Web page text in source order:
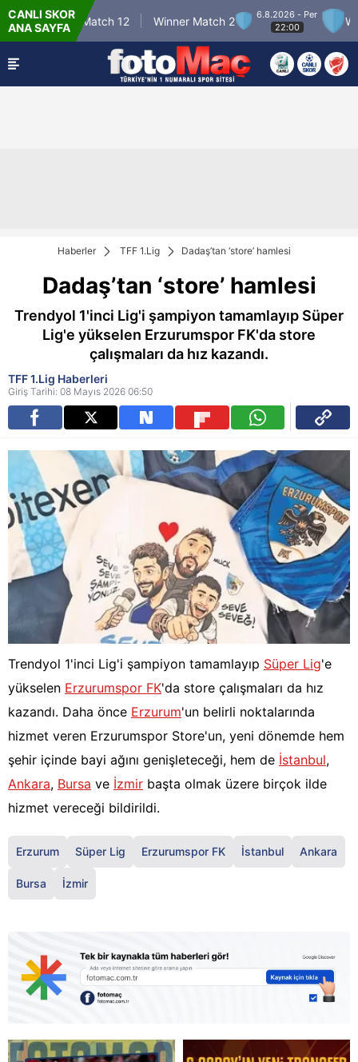
CANLI SKOR
ANA SAYFA
Winner Match 12 Winner Match 2
6.8.2026 - Per
22:00
Haberler TFF 1.Lig Dadaş’tan ‘store’ hamlesi
Dadaş’tan ‘store’ hamlesi
Trendyol 1'inci Lig'i şampiyon tamamlayıp Süper
Lig'e yükselen Erzurumspor FK'da store
çalışmaları da hız kazandı.
TFF 1.Lig Haberleri
Giriş Tarihi: 08 Mayıs 2026 06:50
Trendyol 1'inci Lig'i şampiyon tamamlayıp Süper Lig'e
yükselen Erzurumspor FK'da store çalışmaları da hız
kazandı. Daha önce Erzurum'un belirli noktalarında
hizmet veren Erzurumspor Store'un, yeni dönemde hem
şehir içinde bayi ağını genişleteceği, hem de İstanbul,
Ankara, Bursa ve İzmir başta olmak üzere birçok ilde
hizmet vereceği bildirildi.
Erzurum Süper Lig Erzurumspor FK İstanbul Ankara
Bursa İzmir